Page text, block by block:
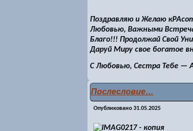
Поздравляю и Желаю
Любовью, Важными
Благо!!! Продолжай Свой
Даруй Миру свое богатое
С Любовью, Сестра Тебе —
Послесловие…
Опубликовано 31.05.2025